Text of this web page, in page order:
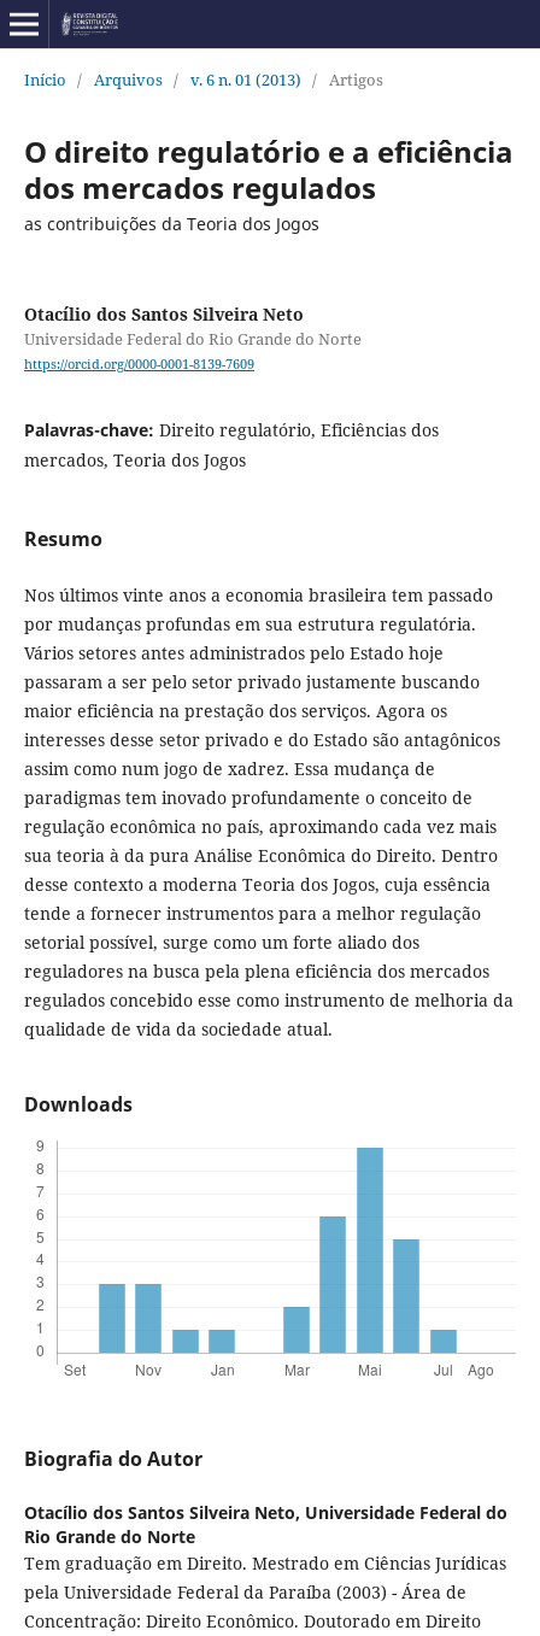
Início / Arquivos / v. 6 n. 01 (2013) / Artigos
O direito regulatório e a eficiência
dos mercados regulados
as contribuições da Teoria dos Jogos
Otacílio dos Santos Silveira Neto
Universidade Federal do Rio Grande do Norte
https://orcid.org/0000-0001-8139-7609
Palavras-chave: Direito regulatório, Eficiências dos
mercados, Teoria dos Jogos
Resumo
Nos últimos vinte anos a economia brasileira tem passado
por mudanças profundas em sua estrutura regulatória.
Vários setores antes administrados pelo Estado hoje
passaram a ser pelo setor privado justamente buscando
maior eficiência na prestação dos serviços. Agora os
interesses desse setor privado e do Estado são antagônicos
assim como num jogo de xadrez. Essa mudança de
paradigmas tem inovado profundamente o conceito de
regulação econômica no país, aproximando cada vez mais
sua teoria à da pura Análise Econômica do Direito. Dentro
desse contexto a moderna Teoria dos Jogos, cuja essência
tende a fornecer instrumentos para a melhor regulação
setorial possível, surge como um forte aliado dos
reguladores na busca pela plena eficiência dos mercados
regulados concebido esse como instrumento de melhoria da
qualidade de vida da sociedade atual.
Downloads
Biografia do Autor
Otacílio dos Santos Silveira Neto, Universidade Federal do
Rio Grande do Norte
Tem graduação em Direito. Mestrado em Ciências Jurídicas
pela Universidade Federal da Paraíba (2003) - Área de
Concentração: Direito Econômico. Doutorado em Direito